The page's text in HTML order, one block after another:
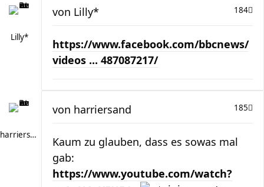
Lilly*
184
von Lilly*
https://www.facebook.com/bbcnews/
videos ... 487087217/
harriersand
185
von harriersand
Kaum zu glauben, dass es sowas mal
gab:
https://www.youtube.com/watch?